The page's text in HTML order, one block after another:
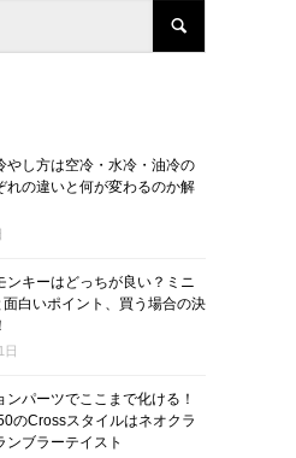
やし方は空冷・水冷・油冷の
れの違いと何が変わるのか解
ンキーはどっちが良い？ミニ
白いポイント、買う場合の決
日
ンパーツでここまで化ける！
のCrossスタイルはネオクラ
ンブラーテイスト